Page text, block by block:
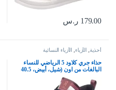
179.00 ر.س
أحذية الأزياء الأزياء النسائية
حذاء جري كلاود 5 الرياضي للنساء
البالغات من اون (شيل، أبيض، 40.5